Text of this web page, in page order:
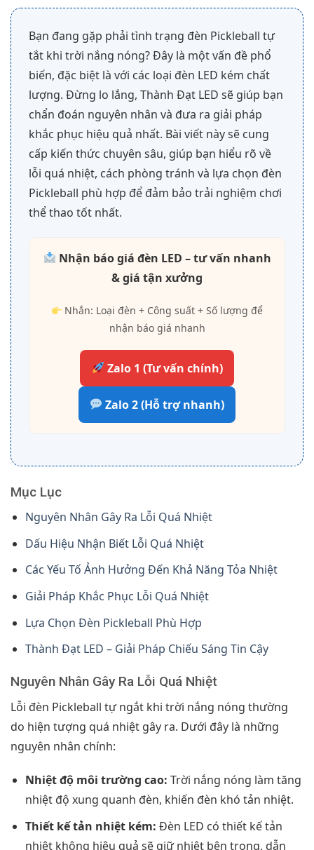
Bạn đang gặp phải tình trạng đèn Pickleball tự
tắt khi trời nắng nóng? Đây là một vấn đề phổ
biến, đặc biệt là với các loại đèn LED kém chất
lượng. Đừng lo lắng, Thành Đạt LED sẽ giúp bạn
chẩn đoán nguyên nhân và đưa ra giải pháp
khắc phục hiệu quả nhất. Bài viết này sẽ cung
cấp kiến thức chuyên sâu, giúp bạn hiểu rõ về
lỗi quá nhiệt, cách phòng tránh và lựa chọn đèn
Pickleball phù hợp để đảm bảo trải nghiệm chơi
thể thao tốt nhất.
Nhận báo giá đèn LED – tư vấn nhanh
& giá tận xưởng
Nhắn: Loại đèn + Công suất + Số lượng để
nhận báo giá nhanh
Zalo 1 (Tư vấn chính)
Zalo 2 (Hỗ trợ nhanh)
Mục Lục
Nguyên Nhân Gây Ra Lỗi Quá Nhiệt
Dấu Hiệu Nhận Biết Lỗi Quá Nhiệt
Các Yếu Tố Ảnh Hưởng Đến Khả Năng Tỏa Nhiệt
Giải Pháp Khắc Phục Lỗi Quá Nhiệt
Lựa Chọn Đèn Pickleball Phù Hợp
Thành Đạt LED – Giải Pháp Chiếu Sáng Tin Cậy
Nguyên Nhân Gây Ra Lỗi Quá Nhiệt
Lỗi đèn Pickleball tự ngắt khi trời nắng nóng thường
do hiện tượng quá nhiệt gây ra. Dưới đây là những
nguyên nhân chính:
Nhiệt độ môi trường cao: Trời nắng nóng làm tăng
nhiệt độ xung quanh đèn, khiến đèn khó tản nhiệt.
Thiết kế tản nhiệt kém: Đèn LED có thiết kế tản
nhiệt không hiệu quả sẽ giữ nhiệt bên trong, dẫn